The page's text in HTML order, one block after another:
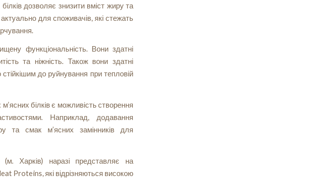
дозволяє знизити вміст жиру та
для споживачів, які стежать
функціональність. Вони здатні
та ніжність. Також вони здатні
до руйнування при тепловій
білків є можливість створення
Наприклад, додавання
та смак м’ясних замінників для
Харків) наразі представляє на
Proteins, які відрізняються високою